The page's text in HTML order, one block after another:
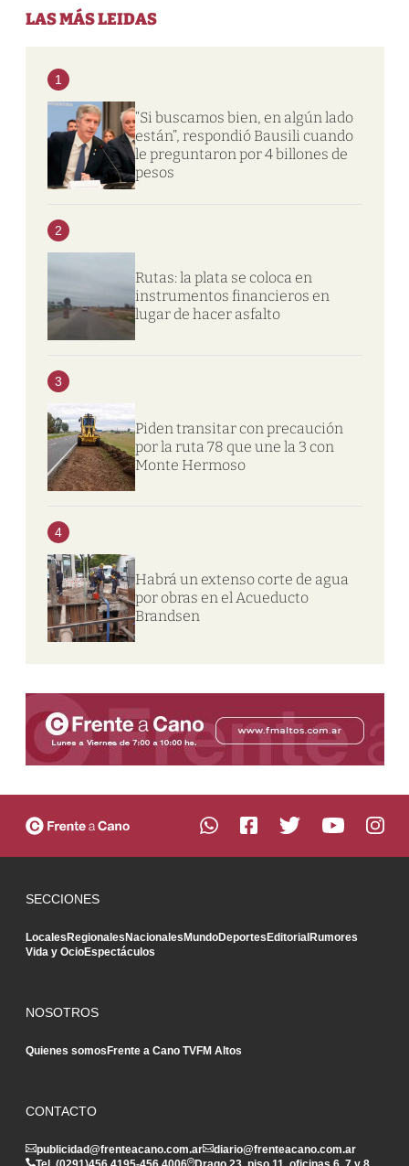
LAS MÁS LEIDAS
1
“Si buscamos bien, en algún lado
están”, respondió Bausili cuando
le preguntaron por 4 billones de
pesos
2
Rutas: la plata se coloca en
instrumentos financieros en
lugar de hacer asfalto
3
Piden transitar con precaución
por la ruta 78 que une la 3 con
Monte Hermoso
4
Habrá un extenso corte de agua
por obras en el Acueducto
Brandsen
SECCIONES
LocalesRegionalesNacionalesMundoDeportesEditorialRumores
Vida y OcioEspectáculos
NOSOTROS
Quienes somosFrente a Cano TVFM Altos
CONTACTO
publicidad@frenteacano.com.ar
diario@frenteacano.com.ar